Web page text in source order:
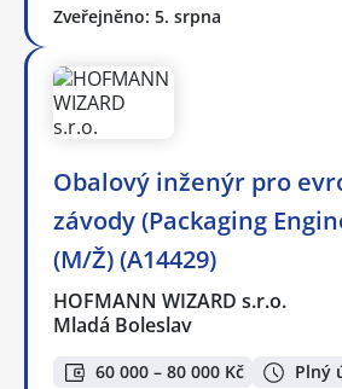
Zveřejněno: 5. srpna
Obalový inženýr pro
závody (Packaging
(M/Ž) (A14429)
HOFMANN WIZARD s.r.o.
Mladá Boleslav
60 000 – 80 000 Kč Plný